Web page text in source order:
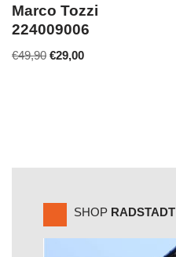
Marco Tozzi
224009006
€49,90 €29,00
SHOP RADSTADT